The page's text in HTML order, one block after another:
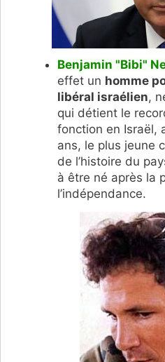
Benjamin "Bibi"
effet un homme
libéral israélien,
qui détient le
fonction en Israël,
ans, le plus jeune
de l’histoire du
à être né après la
l’indépendance.